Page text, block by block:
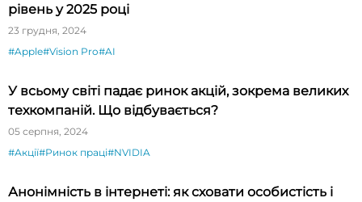
рівень у 2025 році
23 грудня, 2024
#Apple#Vision Pro#AI
У всьому світі падає ринок акцій, зокрема великих
техкомпаній. Що відбувається?
05 серпня, 2024
#Акції#Ринок праці#NVIDIA
Анонімність в інтернеті: як сховати особистість і